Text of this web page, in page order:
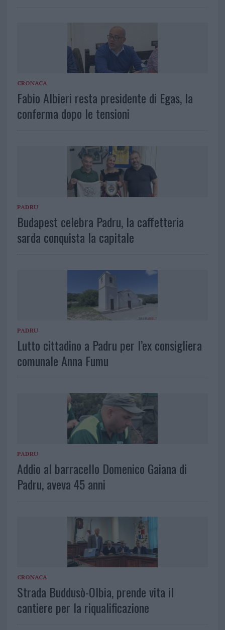
CRONACA
Fabio Albieri resta presidente di Egas, la
conferma dopo le tensioni
PADRU
Budapest celebra Padru, la caffetteria
sarda conquista la capitale
PADRU
Lutto cittadino a Padru per l’ex consigliera
comunale Anna Fumu
PADRU
Addio al barracello Domenico Gaiana di
Padru, aveva 45 anni
CRONACA
Strada Buddusò-Olbia, prende vita il
cantiere per la riqualificazione